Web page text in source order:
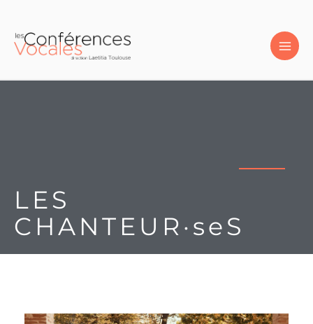
contenu
LES
CHANTEUR·seS